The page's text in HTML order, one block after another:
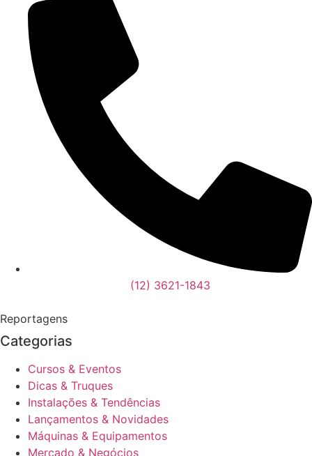
(12) 3621-1843
Reportagens
Categorias
Cursos & Eventos
Dicas & Truques
Instalações & Tendências
Lançamentos & Novidades
Máquinas & Equipamentos
Mercado & Negócios